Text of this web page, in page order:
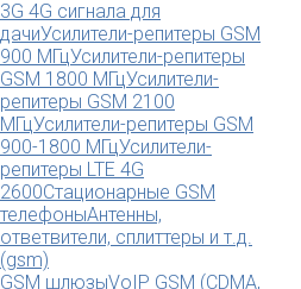
3G 4G сигнала для
дачиУсилители-репитеры GSM
900 МГцУсилители-репитеры
GSM 1800 МГцУсилители-
репитеры GSM 2100
МГцУсилители-репитеры GSM
900-1800 МГцУсилители-
репитеры LTE 4G
2600Стационарные GSM
телефоныАнтенны,
ответвители, сплиттеры и т.д.
(gsm)
GSM шлюзыVoIP GSM (CDMA,